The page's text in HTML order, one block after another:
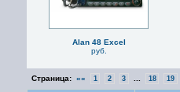
Alan 48 Excel
руб.
Страница: «« 1 2 3 18 19